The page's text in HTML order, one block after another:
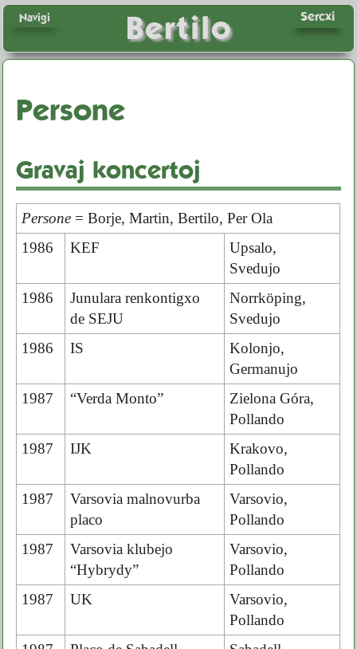
Bertilo Sercxi
Navigi
Persone
Gravaj koncertoj
Persone= Borje, Martin, Bertilo, Per Ola
1986
KEF
Upsalo,
Svedujo
1986
Junulara renkontigxo
de SEJU
Norrköping,
Svedujo
1986
IS
Kolonjo,
Germanujo
1987
“Verda Monto”
Zielona Góra,
Pollando
1987
IJK
Krakovo,
Pollando
1987
Varsovia malnovurba
placo
Varsovio,
Pollando
1987
Varsovia klubejo
“Hybrydy”
Varsovio,
Pollando
1987
UK
Varsovio,
Pollando